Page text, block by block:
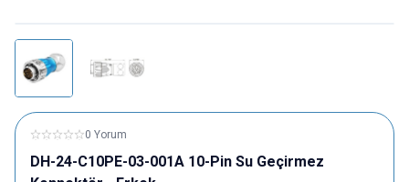
0 Yorum
DH-24-C10PE-03-001A 10-Pin Su Geçirmez